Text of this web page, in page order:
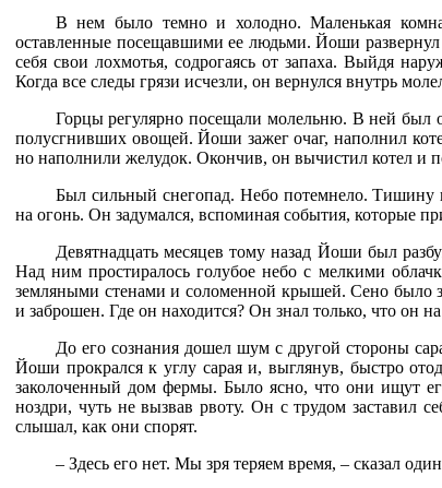
В нем было темно и холодно. Маленькая
оставленные посещавшими ее людьми. Йоши развернул
себя свои лохмотья, содрогаясь от запаха. Выйдя
Когда все следы грязи исчезли, он вернулся внутрь
Горцы регулярно посещали молельню. В ней был
полусгнивших овощей. Йоши зажег очаг, наполнил
но наполнили желудок. Окончив, он вычистил котел и
Был сильный снегопад. Небо потемнело. Тишину
на огонь. Он задумался, вспоминая события, которые
Девятнадцать месяцев тому назад Йоши был
Над ним простиралось голубое небо с мелкими
земляными стенами и соломенной крышей. Сено было
и заброшен. Где он находится? Он знал только, что он
До его сознания дошел шум с другой стороны
Йоши прокрался к углу сарая и, выглянув, быстро
заколоченный дом фермы. Было ясно, что они ищут
ноздри, чуть не вызвав рвоту. Он с трудом заставил
слышал, как они спорят.
– Здесь его нет. Мы зря теряем время, – сказал